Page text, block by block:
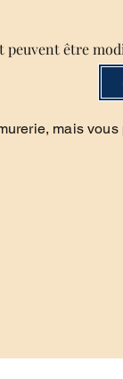
être
mais vous